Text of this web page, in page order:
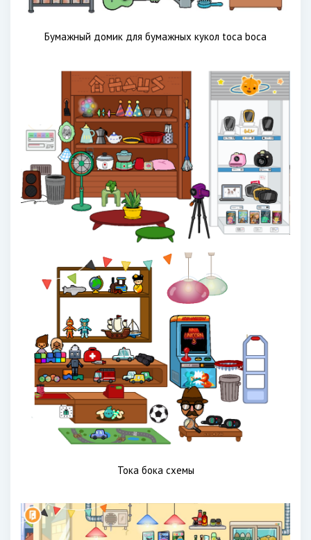
Бумажный домик для бумажных кукол toca boca
Тока бока схемы